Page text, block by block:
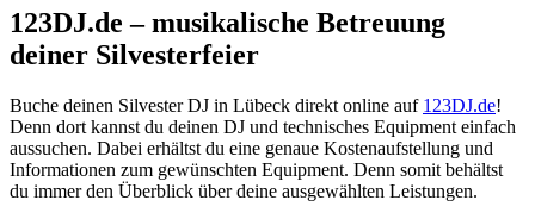
123DJ.de – musikalische Betreuung
deiner Silvesterfeier
Buche deinen Silvester DJ in Lübeck direkt online auf 123DJ.de!
Denn dort kannst du deinen DJ und technisches Equipment einfach
aussuchen. Dabei erhältst du eine genaue Kostenaufstellung und
Informationen zum gewünschten Equipment. Denn somit behältst
du immer den Überblick über deine ausgewählten Leistungen.